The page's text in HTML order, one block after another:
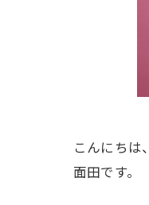
こんにちは、
面田です。